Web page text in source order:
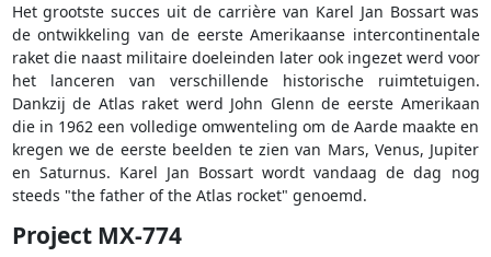
Het grootste succes uit de carrière van Karel Jan Bossart was
de ontwikkeling van de eerste Amerikaanse intercontinentale
raket die naast militaire doeleinden later ook ingezet werd voor
het lanceren van verschillende historische ruimtetuigen.
Dankzij de Atlas raket werd John Glenn de eerste Amerikaan
die in 1962 een volledige omwenteling om de Aarde maakte en
kregen we de eerste beelden te zien van Mars, Venus, Jupiter
en Saturnus. Karel Jan Bossart wordt vandaag de dag nog
steeds "the father of the Atlas rocket" genoemd.
Project MX-774